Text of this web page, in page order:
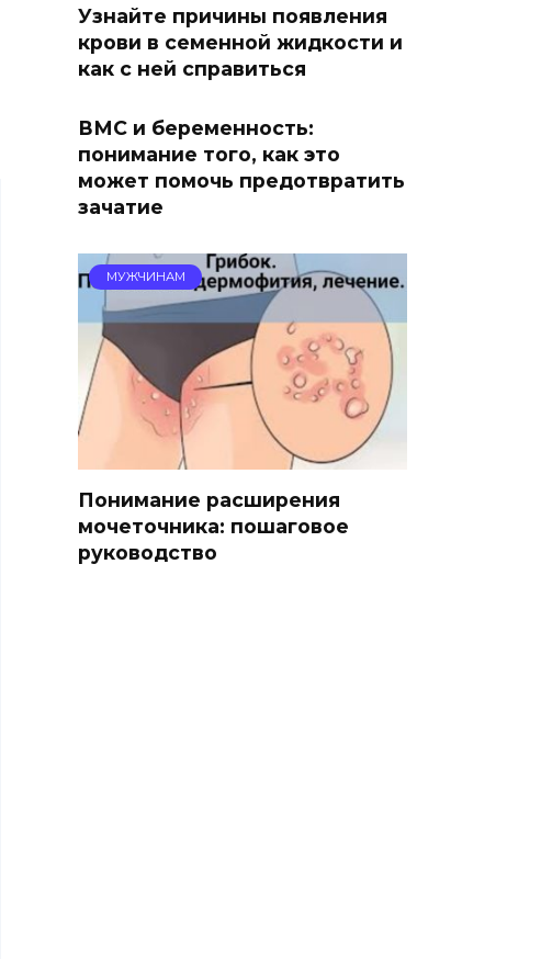
Узнайте причины появления
крови в семенной жидкости и
как с ней справиться
ВМС и беременность:
понимание того, как это
может помочь предотвратить
зачатие
МУЖЧИНАМ
Понимание расширения
мочеточника: пошаговое
руководство